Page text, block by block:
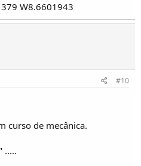
W8.6601943
#10
curso de mecânica.
.....